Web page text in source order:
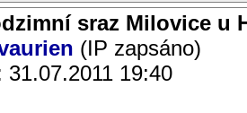
sraz Milovice u
(IP zapsáno)
31.07.2011 19:40